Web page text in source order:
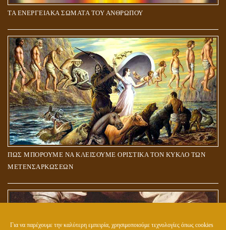
Για να παρέχουμε την καλύτερη εμπειρία, χρησιμοποιούμε τεχνολογίες όπως cookies
ΤΑ ΕΝΕΡΓΕΙΑΚΑ ΣΩΜΑΤΑ ΤΟΥ ΑΝΘΡΩΠΟΥ
ΠΩΣ ΜΠΟΡΟΥΜΕ ΝΑ ΚΛΕΙΣΟΥΜΕ ΟΡΙΣΤΙΚΑ ΤΟΝ ΚΥΚΛΟ ΤΩΝ
ΜΕΤΕΝΣΑΡΚΩΣΕΩΝ